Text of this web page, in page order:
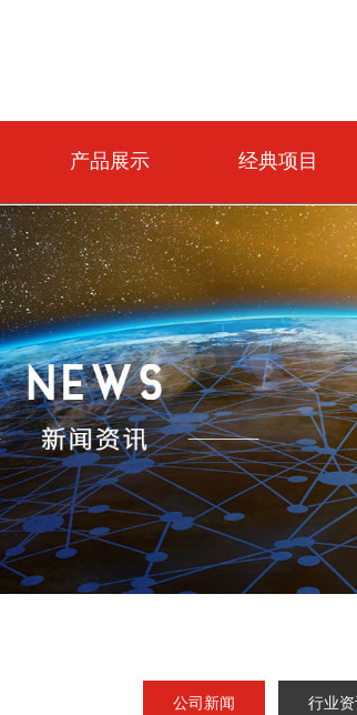
产品展示 经典项目
公司新闻 行业